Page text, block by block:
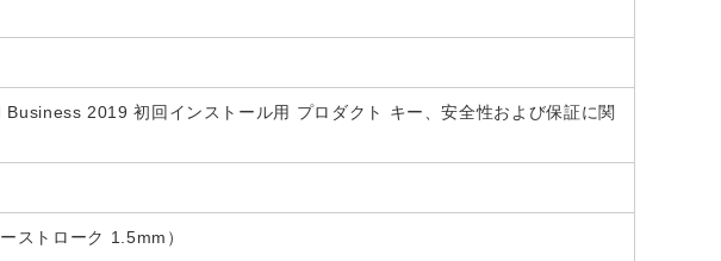
2019 初回インストール用 プロダクト キー、安全性および保証に関
ストローク 1.5mm）